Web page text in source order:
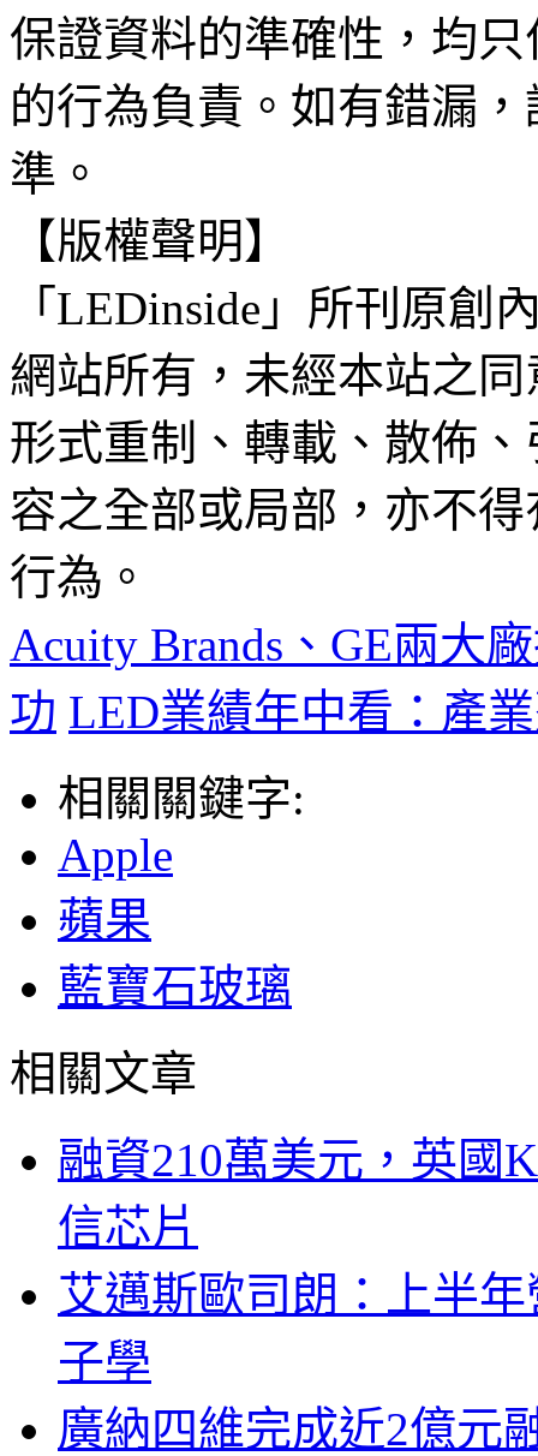
保證資料的準確性，均
的行為負責。如有錯漏
準。
【版權聲明】
「LEDinside」所刊原創
網站所有，未經本站之
形式重制、轉載、散佈
容之全部或局部，亦不
行為。
Acuity Brands、GE兩大
功 LED業績年中看：產
相關關鍵字:
Apple
蘋果
藍寶石玻璃
相關文章
融資210萬美元，英國
信芯片
艾邁斯歐司朗：上半
子學
廣納四維完成近2億元